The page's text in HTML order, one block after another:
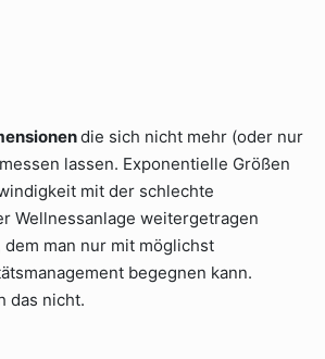
die sich nicht mehr (oder nur
lassen. Exponentielle Größen
mit der schlechte
Wellnessanlage weitergetragen
dem man nur mit möglichst
begegnen kann.
das nicht.